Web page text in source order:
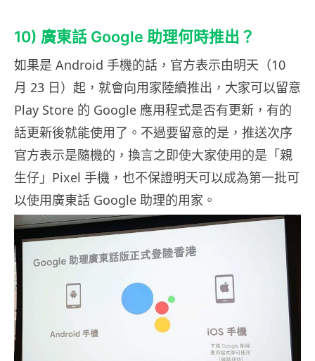
10) 廣東話 Google 助理何時推出？
如果是 Android 手機的話，官方表示由明天（10
月 23 日）起，就會向用家陸續推出，大家可以留意
Play Store 的 Google 應用程式是否有更新，有的
話更新後就能使用了。不過要留意的是，推送次序
官方表示是隨機的，換言之即使大家使用的是「親
生仔」Pixel 手機，也不保證明天可以成為第一批可
以使用廣東話 Google 助理的用家。